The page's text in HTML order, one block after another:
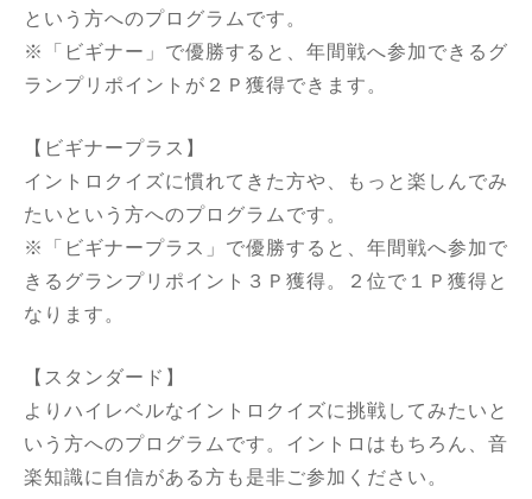
という方へのプログラムです。
※「ビギナー」で優勝すると、年間戦へ参加できるグ
ランプリポイントが２Ｐ獲得できます。
【ビギナープラス】
イントロクイズに慣れてきた方や、もっと楽しんでみ
たいという方へのプログラムです。
※「ビギナープラス」で優勝すると、年間戦へ参加で
きるグランプリポイント３Ｐ獲得。２位で１Ｐ獲得と
なります。
【スタンダード】
よりハイレベルなイントロクイズに挑戦してみたいと
いう方へのプログラムです。イントロはもちろん、音
楽知識に自信がある方も是非ご参加ください。